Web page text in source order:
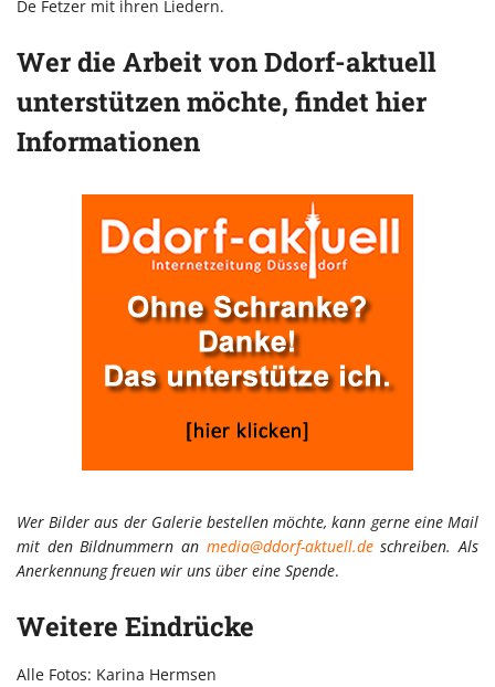
De Fetzer mit ihren Liedern.
Wer die Arbeit von Ddorf-aktuell
unterstützen möchte, findet hier
Informationen
Wer Bilder aus der Galerie bestellen möchte, kann gerne eine Mail
mit den Bildnummern an media@ddorf-aktuell.deschreiben. Als
Anerkennung freuen wir uns über eine Spende.
Weitere Eindrücke
Alle Fotos: Karina Hermsen